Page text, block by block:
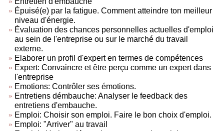
Épuisé(e) par la fatigue. Comment atteindre ton meilleur
niveau d'énergie.
Évaluation des chances personnelles actuelles d'emploi
au sein de l'entreprise ou sur le marché du travail
externe.
Elaborer un profil d'expert en termes de compétences
Expert: Convaincre et être perçu comme un expert dans
l'entreprise
Emotions: Contrôler ses émotions.
Entretiens démbauche: Analyser le feedback des
entretiens d'embauche.
Emploi: Choisir son emploi. Faire le bon choix d'emploi.
Emploi: "Arriver" au travail